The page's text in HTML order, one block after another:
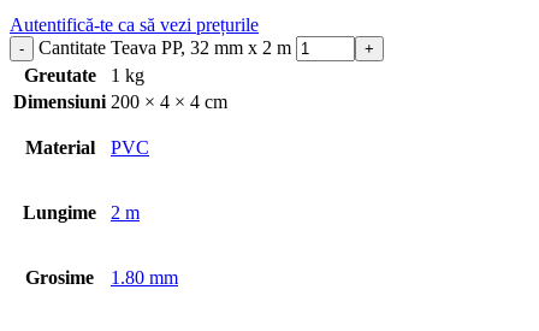
Autentifică-te ca să vezi prețurile
Cantitate Teava PP, 32 mm x 2 m
Greutate
1 kg
Dimensiuni 200 × 4 × 4 cm
Material PVC
Lungime 2 m
Grosime 1.80 mm